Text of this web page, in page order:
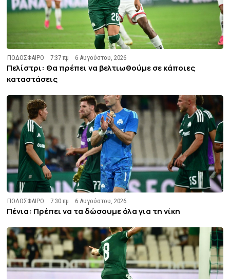
ΠΟΔΟΣΦΑΙΡΟ 7:37 πμ 6 Αυγούστου, 2026
Πελίστρι: Θα πρέπει να βελτιωθούμε σε κάποιες
καταστάσεις
ΠΟΔΟΣΦΑΙΡΟ 7:30 πμ 6 Αυγούστου, 2026
Πένια: Πρέπει να τα δώσουμε όλα για τη νίκη